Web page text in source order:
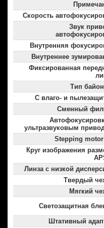
Скорость
Звук
Внутренняя
Внутреннее
Фиксированная
Тип
С влаго- и
Сменный
ультразвуковым
Stepping
Круг изображения
Линза с низкой
Твердый
Мягкий
Светозащитная
Штативный